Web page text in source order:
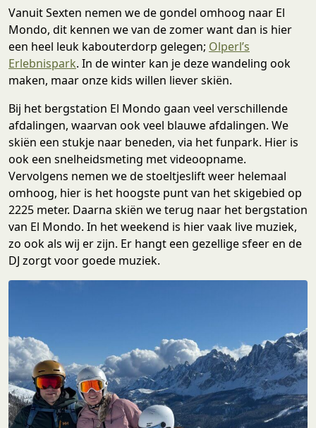
Vanuit Sexten nemen we de gondel omhoog naar El
Mondo, dit kennen we van de zomer want dan is hier
een heel leuk kabouterdorp gelegen; Olperl’s
Erlebnispark. In de winter kan je deze wandeling ook
maken, maar onze kids willen liever skiën.
Bij het bergstation El Mondo gaan veel verschillende
afdalingen, waarvan ook veel blauwe afdalingen. We
skiën een stukje naar beneden, via het funpark. Hier is
ook een snelheidsmeting met videoopname.
Vervolgens nemen we de stoeltjeslift weer helemaal
omhoog, hier is het hoogste punt van het skigebied op
2225 meter. Daarna skiën we terug naar het bergstation
van El Mondo. In het weekend is hier vaak live muziek,
zo ook als wij er zijn. Er hangt een gezellige sfeer en de
DJ zorgt voor goede muziek.